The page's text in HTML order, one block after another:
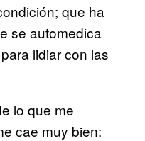
que ha
se automedica
lidiar con las
lo que me
cae muy bien: